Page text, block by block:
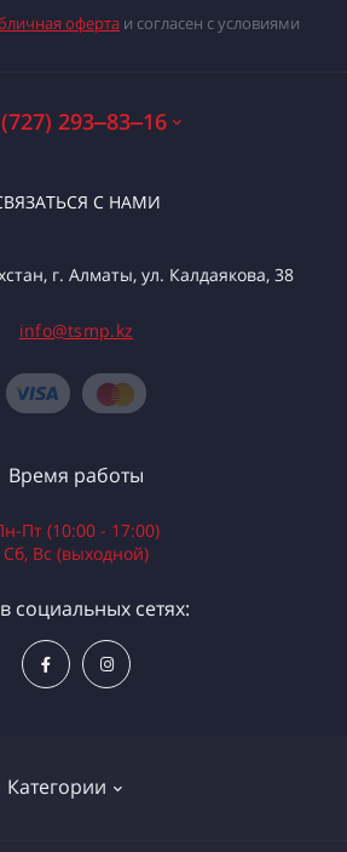
оферта и согласен с условиями
293‒83‒16
С НАМИ
г. Алматы, ул. Калдаякова, 38
info@tsmp.kz
Категории
Время работы
Пт (10:00 - 17:00)
Сб, Вс (выходной)
социальных сетях: